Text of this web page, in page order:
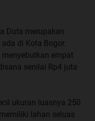
Duta merupakan
di Kota Bogor.
empat
senilai Rp4 juta
ukuran luasnya 250
lahan seluas